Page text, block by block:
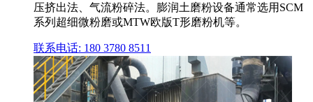
压挤出法、气流粉碎法。膨润土磨粉设备通常选用SCM
系列超细微粉磨或MTW欧版T形磨粉机等。
联系电话: 180 3780 8511